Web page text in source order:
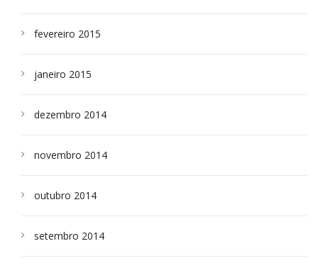
fevereiro 2015
janeiro 2015
dezembro 2014
novembro 2014
outubro 2014
setembro 2014